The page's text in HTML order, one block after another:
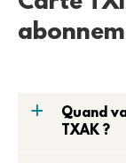
a
Quand
TXAK ?